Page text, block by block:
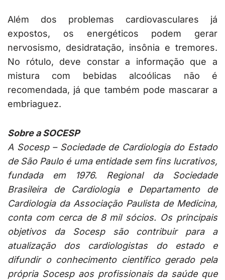
Além dos problemas cardiovasculares já
expostos, os energéticos podem gerar
nervosismo, desidratação, insônia e tremores.
No rótulo, deve constar a informação que a
mistura com bebidas alcoólicas não é
recomendada, já que também pode mascarar a
embriaguez.
Sobre a SOCESP
A Socesp – Sociedade de Cardiologia do Estado
de São Paulo é uma entidade sem fins lucrativos,
fundada em 1976. Regional da Sociedade
Brasileira de Cardiologia e Departamento de
Cardiologia da Associação Paulista de Medicina,
conta com cerca de 8 mil sócios. Os principais
objetivos da Socesp são contribuir para a
atualização dos cardiologistas do estado e
difundir o conhecimento científico gerado pela
própria Socesp aos profissionais da saúde que